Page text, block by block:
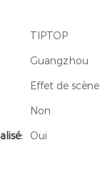
TIPTOP
Guangzhou
Effet de scène
Non
Oui